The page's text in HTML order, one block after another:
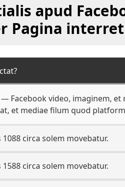
apud
Pagina
Facebook video, imaginem,
et mediae filum quod
circa solem movebatur.
circa solem movebatur.